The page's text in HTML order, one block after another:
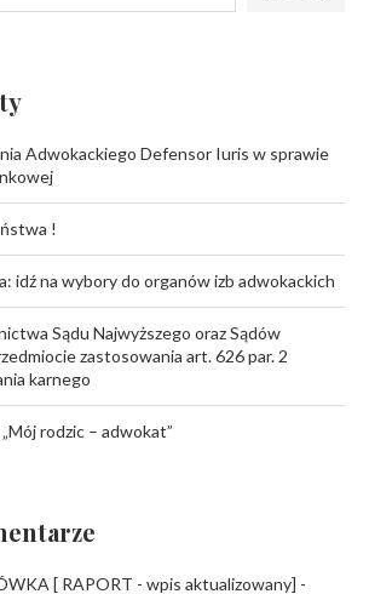
Adwokackiego Defensor Iuris w sprawie
!
idź na wybory do organów izb adwokackich
Sądu Najwyższego oraz Sądów
zastosowania art. 626 par. 2
karnego
rodzic – adwokat”
[ RAPORT - wpis aktualizowany] -